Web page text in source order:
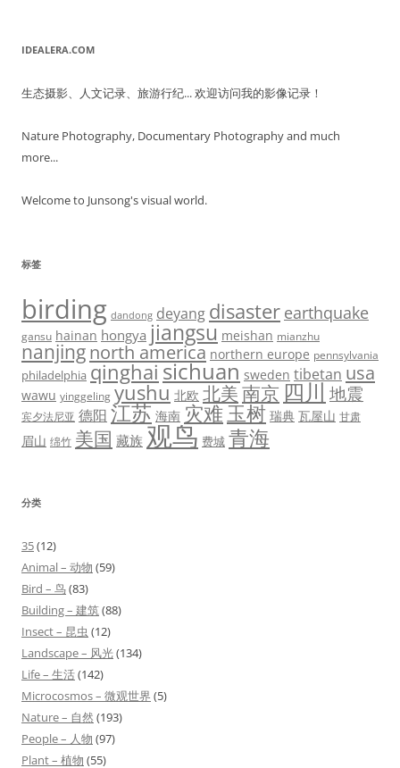
IDEALERA.COM
生态摄影、人文记录、旅游行纪... 欢迎访问我的影像记录！
Nature Photography, Documentary Photography and much
more...
Welcome to Junsong's visual world.
标签
birding dandong deyang disaster earthquake
gansu hainan hongya jiangsu meishan mianzhu
nanjingnorth america northern europe pennsylvania
philadelphia qinghai sichuan sweden tibetan usa
wawu yinggeling yushu 北欧 北美南京 四川 地震
宾夕法尼亚 德阳 江苏 海南 灾难 玉树 瑞典 瓦屋山 甘肃
眉山 绵竹 美国 藏族 观鸟 费城 青海
分类
35(12)
Animal – 动物 (59)
Bird – 鸟(83)
Building – 建筑(88)
Insect – 昆虫 (12)
Landscape – 风光(134)
Life – 生活(142)
Microcosmos – 微观世界 (5)
Nature – 自然 (193)
People – 人物 (97)
Plant – 植物 (55)